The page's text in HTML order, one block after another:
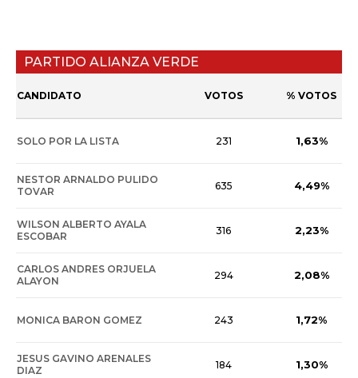
PARTIDO ALIANZA VERDE
CANDIDATO VOTOS % VOTOS
SOLO POR LA LISTA 231 1,63%
NESTOR ARNALDO PULIDO
TOVAR
635 4,49%
WILSON ALBERTO AYALA
ESCOBAR
316 2,23%
CARLOS ANDRES ORJUELA
ALAYON
294 2,08%
MONICA BARON GOMEZ 243 1,72%
JESUS GAVINO ARENALES
DIAZ
184 1,30%